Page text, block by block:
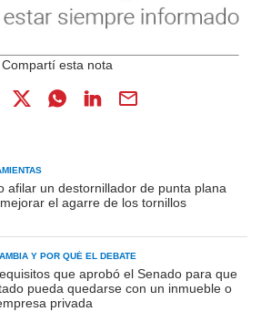
afilar un destornillador de punta plana
el agarre de los tornillos
Y POR QUÉ EL DEBATE
que aprobó el Senado para que
pueda quedarse con un inmueble o
privada